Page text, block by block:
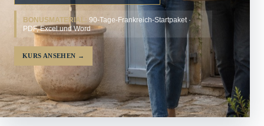
BONUSMATERIAL: 90-Tage-Frankreich-Startpaket ·
PDF, Excel und Word
KURS ANSEHEN →